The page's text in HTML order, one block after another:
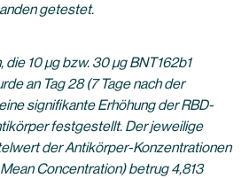
getestet.
die 10 µg bzw. 30 µg BNT162b1
an Tag 28 (7 Tage nach der
signifikante Erhöhung der RBD-
festgestellt. Der jeweilige
der Antikörper-Konzentrationen
Concentration) betrug 4,813